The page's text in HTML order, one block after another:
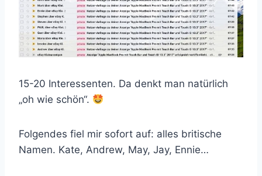
15-20 Interessenten. Da denkt man natürlich
„oh wie schön“.
Folgendes fiel mir sofort auf: alles britische
Namen. Kate, Andrew, May, Jay, Ennie…